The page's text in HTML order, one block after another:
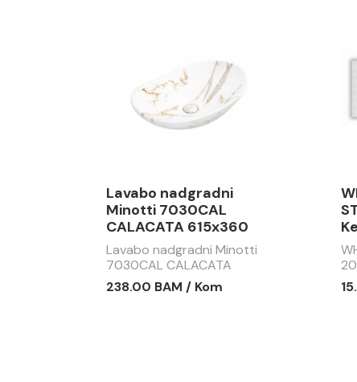
Lavabo nadgradni
Minotti 7030CAL
CALACATA 615x360
Lavabo nadgradni Minotti
7030CAL CALACATA
615x360
238.00 BAM / Kom